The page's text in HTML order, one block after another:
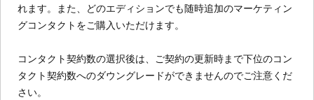
れます。また、どのエディションでも随時追加のマーケティン
グコンタクトをご購入いただけます。
コンタクト契約数の選択後は、ご契約の更新時まで下位のコン
タクト契約数へのダウングレードができませんのでご注意くだ
さい。